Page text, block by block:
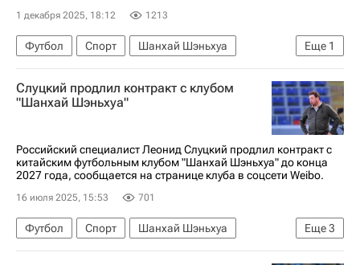
1 декабря 2025, 18:12 1213
Еще 1
Футбол Спорт
Шанхай Шэньхуа
Леонид Слуцкий (Тренер)
Слуцкий продлил контракт с клубом
"Шанхай Шэньхуа"
Российский специалист Леонид Слуцкий продлил контракт с
китайским футбольным клубом "Шанхай Шэньхуа" до конца
2027 года, сообщается на странице клуба в соцсети Weibo.
16 июля 2025, 15:53 701
Еще3
Футбол Спорт
Шанхай Шэньхуа
Крылья Советов
ПФК ЦСКА